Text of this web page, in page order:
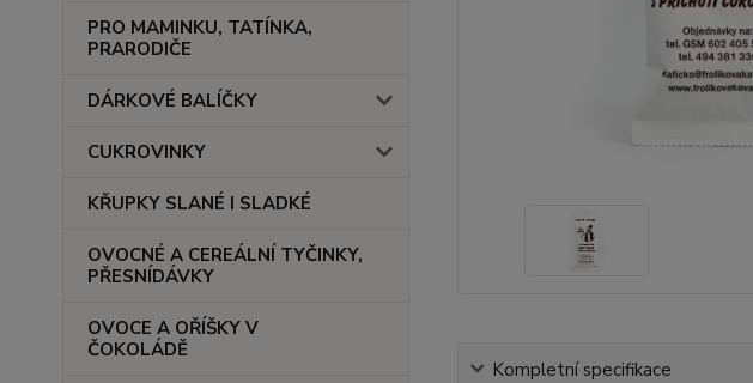
PRO MAMINKU, TATÍNKA,
PRARODIČE
DÁRKOVÉ BALÍČKY
CUKROVINKY
KŘUPKY SLANÉ I SLADKÉ
OVOCNÉ A CEREÁLNÍ TYČINKY,
PŘESNÍDÁVKY
OVOCE A OŘÍŠKY V
ČOKOLÁDĚ
Kompletní specifikace